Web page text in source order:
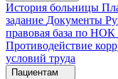
История больницы
задание Документы
правовая база по НОК
Противодействие
условий труда
Пациентам